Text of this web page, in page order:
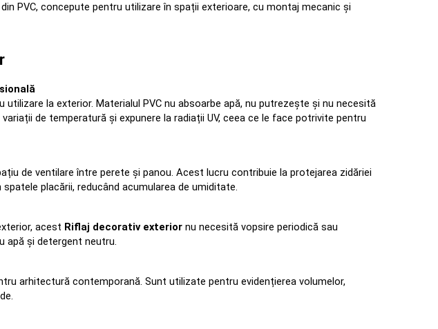
PVC, concepute pentru utilizare în spații exterioare, cu montaj mecanic și
la exterior. Materialul PVC nu absoarbe apă, nu putrezește și nu necesită
de temperatură și expunere la radiații UV, ceea ce le face potrivite pentru
de ventilare între perete și panou. Acest lucru contribuie la protejarea zidăriei
placării, reducând acumularea de umiditate.
acest Riflaj decorativ exterior nu necesită vopsire periodică sau
apă și detergent neutru.
arhitectură contemporană. Sunt utilizate pentru evidențierea volumelor,